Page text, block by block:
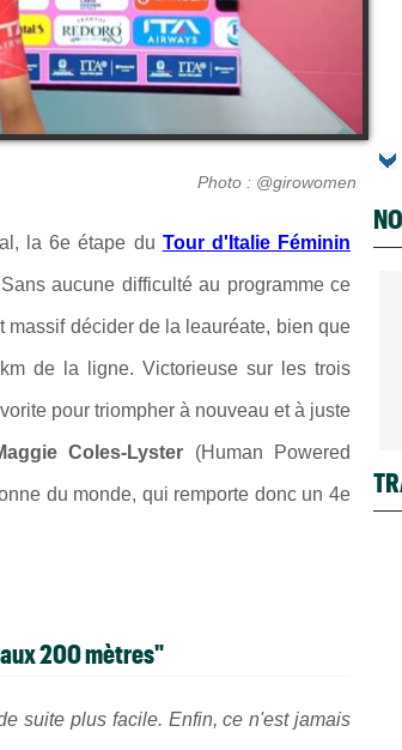
Photo : @girowomen
la 6e étape du Tour d'Italie Féminin
aucune difficulté au programme ce
décider de la leauréate, bien que
de la ligne. Victorieuse sur les trois
pour triompher à nouveau et à juste
Coles-Lyster (Human Powered
du monde, qui remporte donc un 4e
200 mètres"
suite plus facile. Enfin, ce n'est jamais